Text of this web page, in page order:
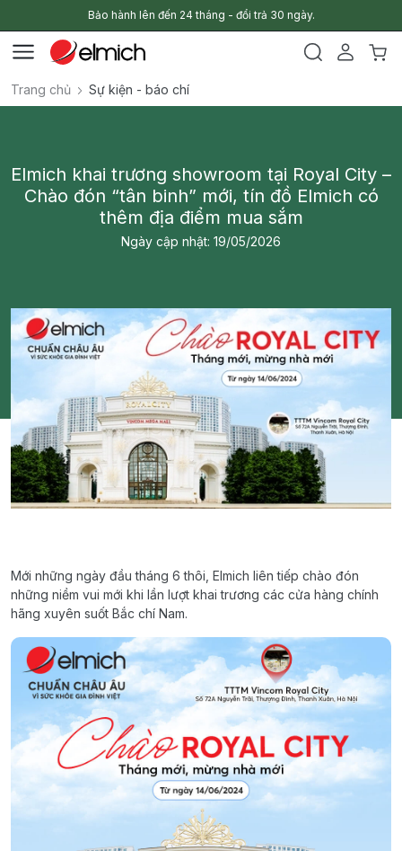
Bảo hành lên đến 24 tháng - đổi trả 30 ngày.
Trang chủ Sự kiện - báo chí
Elmich khai trương showroom tại Royal City –
Chào đón “tân binh” mới, tín đồ Elmich có
thêm địa điểm mua sắm
Ngày cập nhật: 19/05/2026
Mới những ngày đầu tháng 6 thôi, Elmich liên tiếp chào đón
những niềm vui mới khi lần lượt khai trương các cửa hàng chính
hãng xuyên suốt Bắc chí Nam.